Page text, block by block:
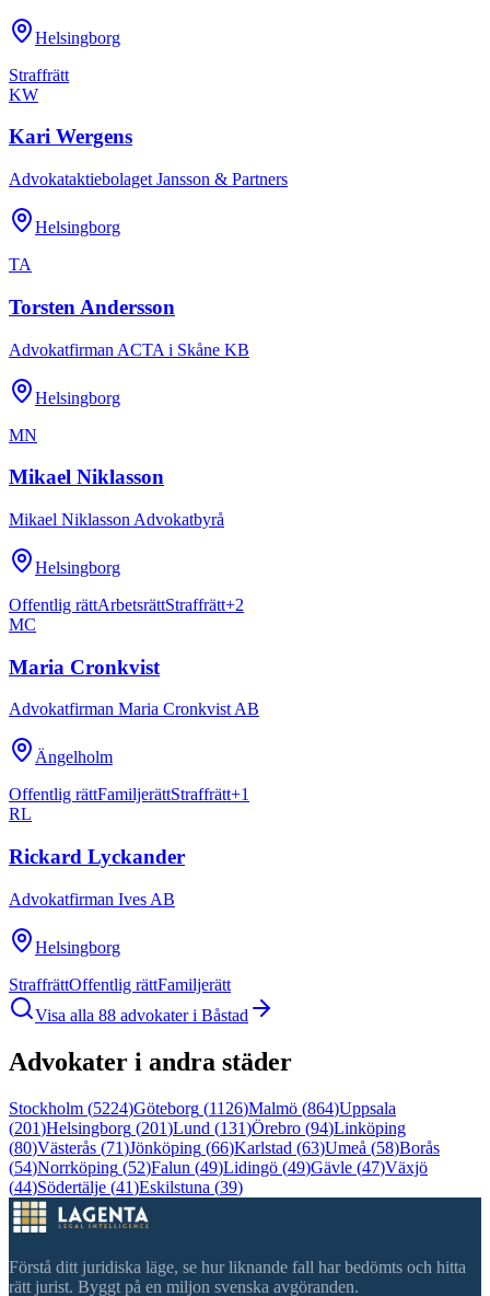
Helsingborg
Straffrätt
KW
Kari Wergens
Advokataktiebolaget Jansson & Partners
Helsingborg
TA
Torsten Andersson
Advokatfirman ACTA i Skåne KB
Helsingborg
MN
Mikael Niklasson
Mikael Niklasson Advokatbyrå
Helsingborg
Offentlig rättArbetsrättStraffrätt+2
MC
Maria Cronkvist
Advokatfirman Maria Cronkvist AB
Ängelholm
Offentlig rättFamiljerättStraffrätt+1
RL
Rickard Lyckander
Advokatfirman Ives AB
Helsingborg
StraffrättOffentlig rättFamiljerätt
Visa alla 88 advokater i Båstad
Advokater i andra städer
Stockholm (5224)Göteborg (1126)Malmö (864)Uppsala
(201)Helsingborg (201)Lund (131)Örebro (94)Linköping
(80)Västerås (71)Jönköping (66)Karlstad (63)Umeå (58)Borås
(54)Norrköping (52)Falun (49)Lidingö (49)Gävle (47)Växjö
(44)Södertälje (41)Eskilstuna (39)
Förstå ditt juridiska läge, se hur liknande fall har bedömts och hitta
rätt jurist. Byggt på en miljon svenska avgöranden.